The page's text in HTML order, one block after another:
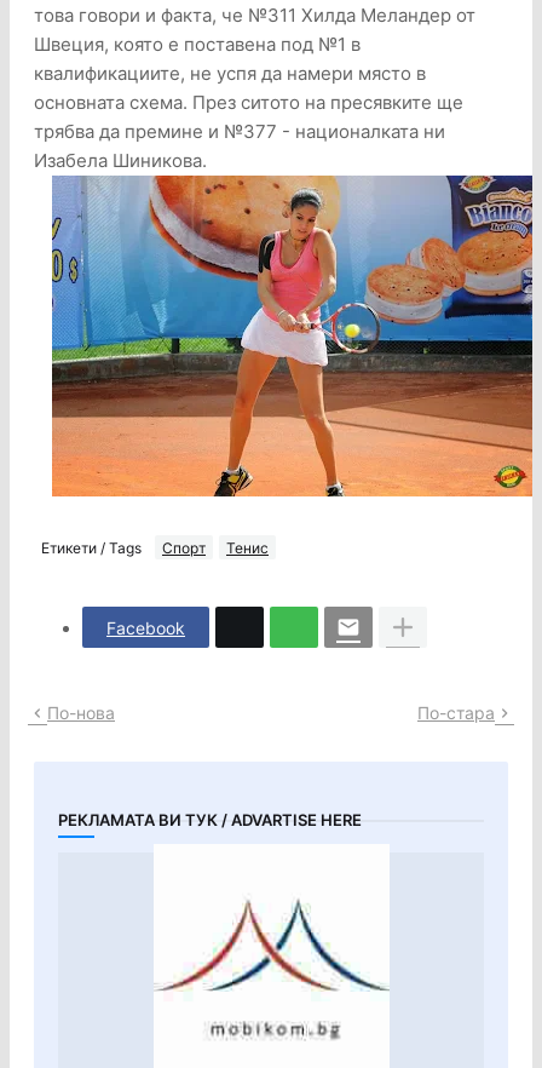
това говори и факта, че №311 Хилда Меландер от
Швеция, която е поставена под №1 в
квалификациите, не успя да намери място в
основната схема. През ситото на пресявките ще
трябва да премине и №377 - националката ни
Изабела Шиникова.
Етикети / Tags Спорт Тенис
Facebook
По-нова По-стара
РЕКЛАМАТА ВИ ТУК / ADVARTISE HERE